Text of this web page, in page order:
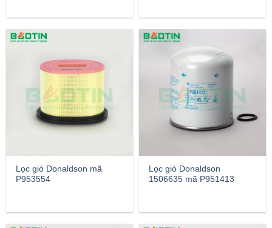
Lọc gió Donaldson mã
P953554
Lọc gió Donaldson
1506635 mã P951413